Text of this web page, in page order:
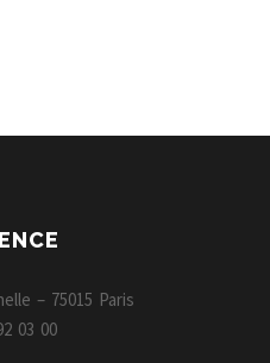
– 75015 Paris
03 00